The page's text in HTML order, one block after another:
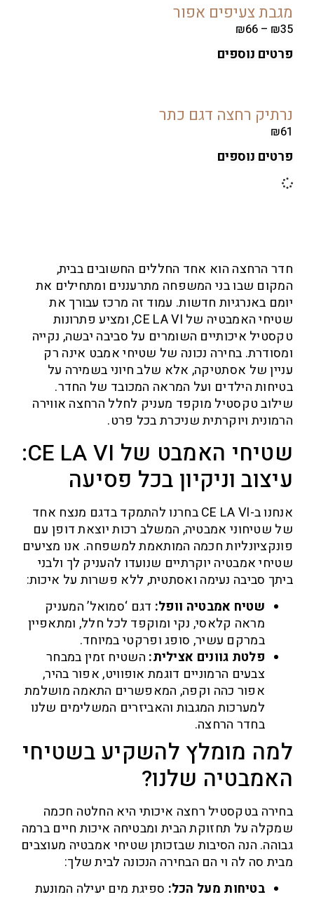
צעיפים אפור
₪66
נוספים
רחצה דגם כתר
נוספים
הרחצה הוא אחד החללים החשובים בבית,
שבו בני המשפחה מתרעננים ומתחילים את
באנרגיות חדשות. עמוד זה מרכז עבורך את
שטיחי האמבטיה של CE LA VI, ומציע פתרונות
איכותיים השומרים על סביבה יבשה, נקייה
בחירה נכונה של שטיחי אמבט אינה רק
של אסתטיקה, אלא שלב חיוני בשמירה על
הילדים ועל המראה המכובד של החדר.
טקסטיל מוקפד מעניק לחלל הרחצה אווירה
ויוקרתית שניכרת בכל פרט.
שטיחי האמבט של CE LA VI:
וניקיון בכל פסיעה
אנחנו ב-CE LA VI בחרנו להתמקד בדגם מנצח אחד
אמבטיה, המשלב רכות יוצאת דופן עם
חכמה המותאמת למשפחה. אנו מציעים
אמבטיה יוקרתיים שנועדו להעניק לך ולבני
סביבה נעימה ואסתטית, ללא פשרות על איכות:
שטיח אמבטיה וופל:דגם ‘סמואל’ המעניק
מראה קלאסי, נקי ומוקפד לכל חלל, ומתאפיין
במרקם עשיר, סופג ופרקטי במיוחד.
פלטת גוונים אצילית:השטיח זמין במבחר
צבעים הרמוניים דוגמת אופוויט, אפור בהיר,
אפור כהה וקפה, המאפשרים התאמה מושלמת
למערכות המגבות והאביזרים המשלימים שלנו
בחדר הרחצה.
מומלץ להשקיע בשטיחי
שלנו?
בטקסטיל רחצה איכותי היא החלטה חכמה
על תחזוקת הבית ומבטיחה איכות חיים ברמה
הנה הסיבות שבזכותן שטיחי אמבטיה מעוצבים
סה לה וי הם הבחירה הנכונה לבית שלך:
בטיחות מעל הכל:ספיגת מים יעילה המונעת